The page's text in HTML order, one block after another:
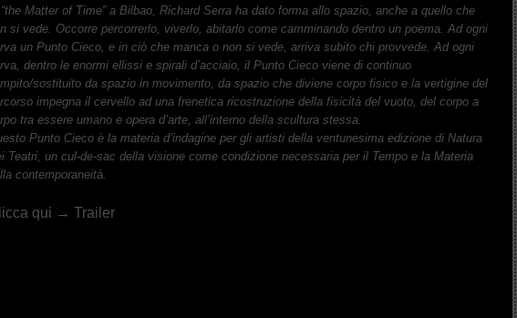
“the Matter of Time” a Bilbao, Richard Serra ha dato forma allo spazio, anche a quello che
si vede. Occorre percorrerlo, viverlo, abitarlo come camminando dentro un poema. Ad ogni
un Punto Cieco, e in ciò che manca o non si vede, arriva subito chi provvede. Ad ogni
dentro le enormi ellissi e spirali d’acciaio, il Punto Cieco viene di continuo
ito/sostituito da spazio in movimento, da spazio che diviene corpo fisico e la vertigine del
rcorso impegna il cervello ad una frenetica ricostruzione della fisicità del vuoto, del corpo a
tra essere umano e opera d’arte, all’interno della scultura stessa.
Punto Cieco è la materia d’indagine per gli artisti della ventunesima edizione di Natura
Teatri, un cul-de-sac della visione come condizione necessaria per il Tempo e la Materia
contemporaneità.
qui →Trailer